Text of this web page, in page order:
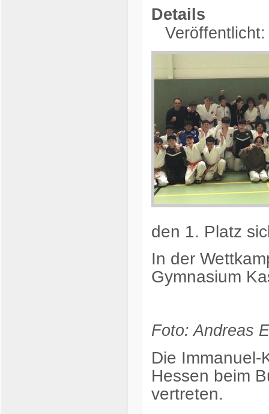
Details
den 1. Platz
In der
Gymnasium
Foto: Andreas
Die Immanuel-
Hessen beim
vertreten.